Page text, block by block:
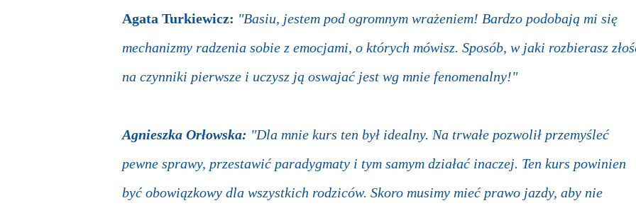
Agata Turkiewicz: "Basiu, jestem pod ogromnym wrażeniem! Bardzo podobają mi się
mechanizmy radzenia sobie z emocjami, o których mówisz. Sposób, w jaki rozbierasz
na czynniki pierwsze i uczysz ją oswajać jest wg mnie fenomenalny!"
Agnieszka Orłowska: "Dla mnie kurs ten był idealny. Na trwałe pozwolił przemyśleć
pewne sprawy, przestawić paradygmaty i tym samym działać inaczej. Ten kurs powinien
być obowiązkowy dla wszystkich rodziców. Skoro musimy mieć prawo jazdy, aby nie